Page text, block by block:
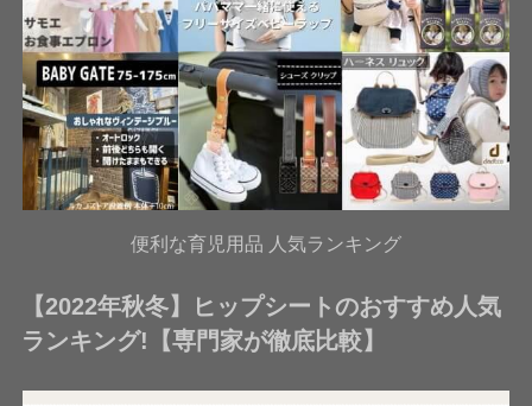
便利な育児用品 人気ランキング
【2022年秋冬】ヒップシートのおすすめ人気
ランキング!【専門家が徹底比較】